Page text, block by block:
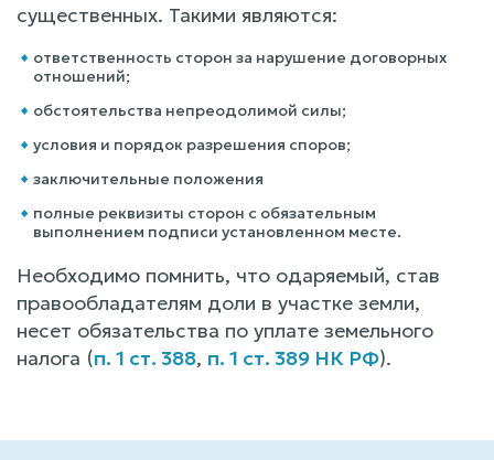
существенных. Такими являются:
ответственность сторон за нарушение договорных
отношений;
обстоятельства непреодолимой силы;
условия и порядок разрешения споров;
заключительные положения
полные реквизиты сторон с обязательным
выполнением подписи установленном месте.
Необходимо помнить, что одаряемый, став
правообладателям доли в участке земли,
несет обязательства по уплате земельного
налога (п. 1 ст. 388, п. 1 ст. 389 НК РФ).